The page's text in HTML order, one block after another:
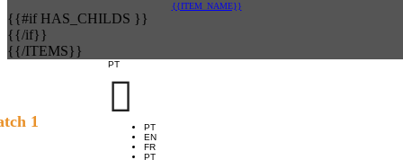
{{ITEM_NAME}}
{{#if HAS_CHILDS }}
{{/if}}
{{/ITEMS}}
PT

PT
EN
FR
PT
1